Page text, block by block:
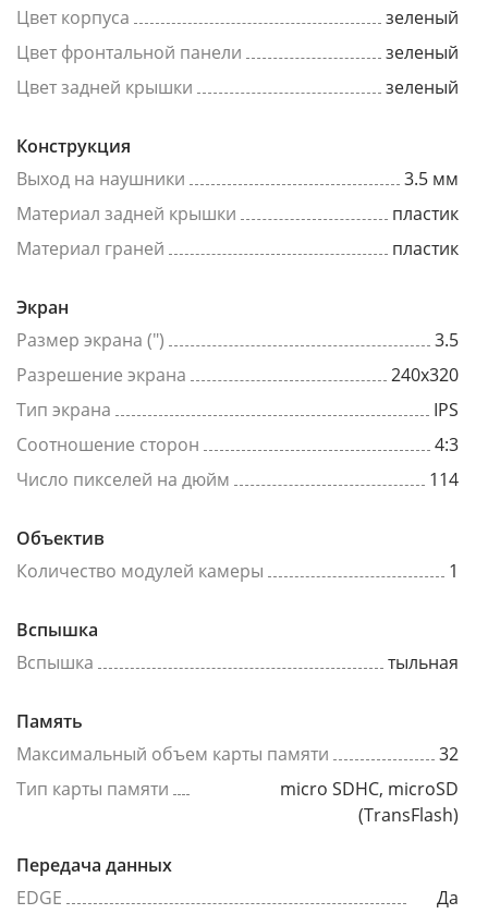
Цвет корпуса
зеленый
Цвет фронтальной панели
зеленый
Цвет задней крышки
зеленый
Конструкция
Выход на наушники
3.5 мм
Материал задней крышки
пластик
Материал граней
пластик
Экран
Размер экрана (")
3.5
Разрешение экрана
240x320
Тип экрана
IPS
Соотношение сторон
4:3
Число пикселей на дюйм
114
Объектив
Количество модулей камеры
1
Вспышка
Вспышка
тыльная
Память
Максимальный объем карты памяти
32
Тип карты памяти
micro SDHC, microSD
(TransFlash)
Передача данных
EDGE
Да